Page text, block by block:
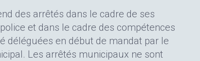
des arrêtés dans le cadre de ses
et dans le cadre des compétences
déléguées en début de mandat par le
Les arrêtés municipaux ne sont